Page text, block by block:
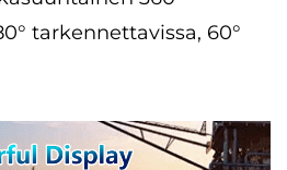
tarkennettavissa, 60°